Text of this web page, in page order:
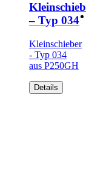
– Typ 034
Kleinschieber
- Typ 034
aus P250GH
Details